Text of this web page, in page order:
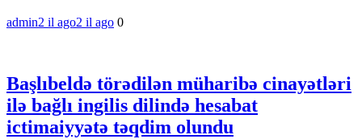
admin2 il ago2 il ago 0
Başlıbeldə törədilən müharibə cinayətləri
ilə bağlı ingilis dilində hesabat
ictimaiyyətə təqdim olundu